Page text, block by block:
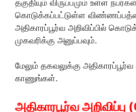
தகுதியும் விருப்பமும் உள்ள
கொடுக்கப்பட்டுள்ள
அதிகாரப்பூர்வ அறிவிப்பில்
முகவரிக்கு அனுப்பவும்.
மேலும் தகவலுக்கு
காணுங்கள்.
அதிகாரபூர்வ